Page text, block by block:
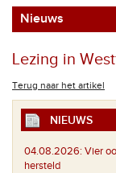
Nieuws
Lezing in
Terug naar het artikel
NIEUWS
04.08.2026: Vier
hersteld